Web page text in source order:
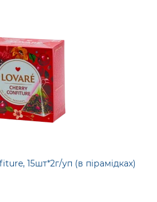
15шт*2г/уп (в пірамідках)